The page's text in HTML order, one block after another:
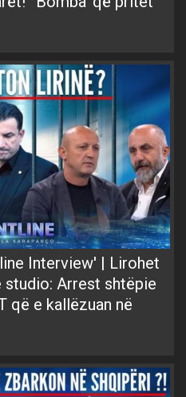
Interview' | Lirohet
studio: Arrest shtëpie
që e kallëzuan në